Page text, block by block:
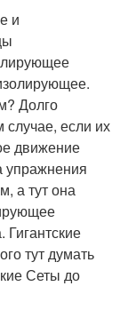
и
Долго
если их
движение
упражнения
а тут она
тут думать
Сеты до